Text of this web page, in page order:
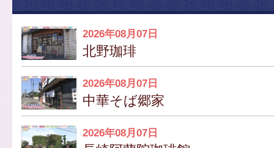
2026年08月07日
北野珈琲
2026年08月07日
中華そば郷家
2026年08月07日